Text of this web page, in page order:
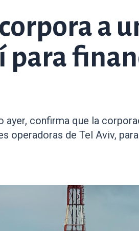
a
confirma que la
operadoras de Tel Aviv,